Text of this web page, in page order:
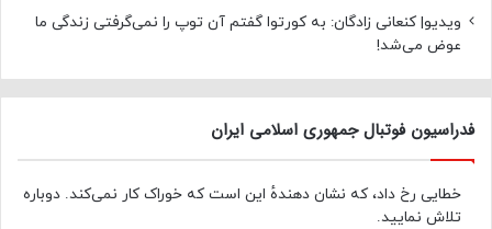
ویدیو| کنعانی زادگان: به کورتوا گفتم آن توپ را نمی‌گرفتی زندگی ما
عوض می‌شد!
فدراسیون فوتبال جمهوری اسلامی ایران
خطایی رخ داد، که نشان دهندهٔ این است که خوراک کار نمی‌کند. دوباره
تلاش نمایید.